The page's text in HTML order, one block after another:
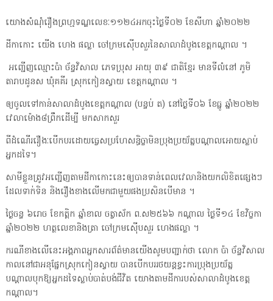
យោងសំណុំរឿងព្រហ្មទណ្ឌលេខៈ១១២៤អកចុះថ្ងៃទី០២ ខែសីហា ឆ្នាំ២០២២
ដីកាកោះ យើង ហេង ផល្លា ចៅក្រមស៊ើបសួរនៃសាលាដំបូងខេត្តកណ្តាល ។
អញ្ជើញឈ្មោះប៉ា ច័ន្ទវិសាល ភេទប្រុស អាយុ ៣៩ ជាតិខ្មែរ មានទីលំនៅ ភូមិ
តារាបដូនស ឃុំគគីរ ស្រុកកៀនស្វាយ ខេត្តកណ្តាល ។
ឲ្យចូលទៅកាន់សាលាដំបូងខេត្តកណ្តាល (បន្ទប់ ត) នៅថ្ងៃទី០៦ ខែធ្នូ ឆ្នាំ២០២២
វេលាម៉ោង៨ព្រឹកដើម្បី មកសាកសួរ
ពីដំណើររឿងៈបើកបរដោយធ្វេសប្រហែសន្ធិច្ចាមិនប្រុងប្រយ័ត្នបណ្ដាលអោយស្លាប់
អ្នកដទៃ។
សាមីខ្លួនត្រូវអញ្ជើញតាមដីកាកោះនេះឲ្យបានទាន់ពេលវេលានិងយកលិខិតផ្សេងៗ
ដែលទាក់ទិន និងរឿងខាងលើមកជាមួយផងប្រសិនបើមាន ។
ថ្ងៃចន្ទ ៦រោច ខែកត្តិក ឆ្នាំខាល ចត្វាស័ក ព.ស២៥៦៦ កណ្តាល ថ្ងៃទី១៤ ខែវិច្ចកា
ឆ្នាំ២០២២ ហត្ថលេខានិងត្រា ចៅក្រមស៊ើបសួរ ហេងផល្លា ។
ករណីខាងលើនេះអង្គភាពអ្នកសារព័ត៌មានយើងសូមបញ្ជាក់ថា លោក ប៉ា ច័ន្ទវិសាល
កាលនៅជាអនុផ្នែកស្រុកកៀនស្វាយ បានបើកបររថយន្តខ្វះការប្រុងប្រយ័ត្ន
បណ្ដាលបុកឱ្យអ្នកដទៃស្លាប់បាត់បង់ជីវិត យោងតាមដីការបស់សាលាដំបូងខេត្ត
កណ្ដាល។